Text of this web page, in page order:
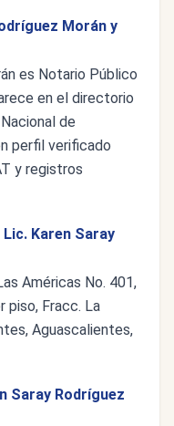
Morán y
es Notario Público
en el directorio
de
perfil verificado
y registros
Karen Saray
Américas No. 401,
piso, Fracc. La
Aguascalientes,
Saray Rodríguez